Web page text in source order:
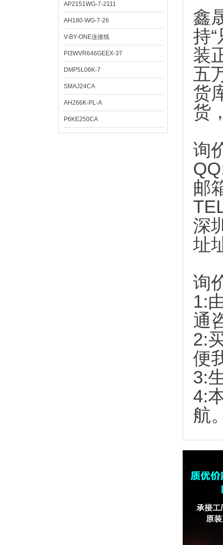
AP2151WG-7-2111
AH180-WG-7-26
V-BY-ONE连接线
PI3WVR646GEEX-37
DMP5L06K-7
SMAJ24CA
AH266K-PL-A
P6KE250CA
鑫
持
装
五
货
货
询
邮
深
址
询
1:
通
2:
便
3:
4:
航